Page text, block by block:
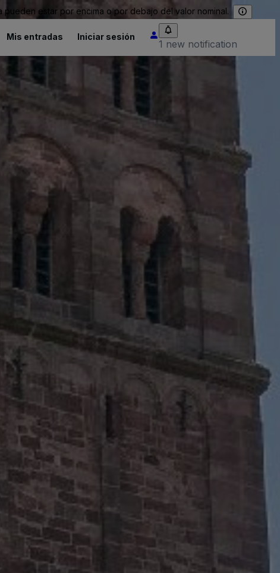
estar por encima o por debajo del valor nominal.
Mis entradas Iniciar sesión
1 new notification